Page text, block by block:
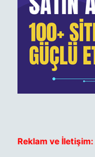
Reklam ve İletişim: